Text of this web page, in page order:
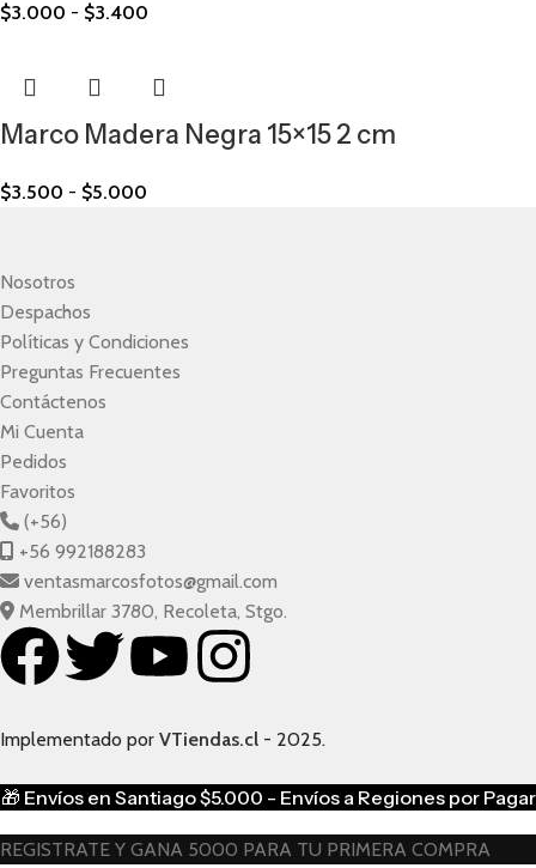
$3.000 - $3.400
Marco Madera Negra 15×15 2 cm
$3.500 - $5.000
Nosotros
Despachos
Políticas y Condiciones
Preguntas Frecuentes
Contáctenos
Mi Cuenta
Pedidos
Favoritos
(+56)
+56 992188283
ventasmarcosfotos@gmail.com
Membrillar 3780, Recoleta, Stgo.
Implementado por VTiendas.cl - 2025.
🎁 Envíos en Santiago $5.000 - Envíos a Regiones por Pagar
REGISTRATE Y GANA 5000 PARA TU PRIMERA COMPRA